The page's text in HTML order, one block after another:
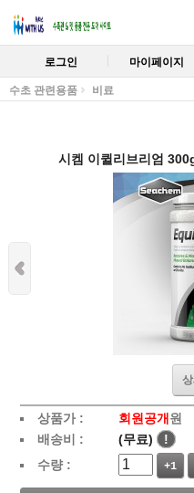
로그인 마이페이지
수초 관련용품 비료
시켐 이퀼리브리엄
상
상품가 : 회원공개 원
배송비 :
(무료)
!
수량 :
+1